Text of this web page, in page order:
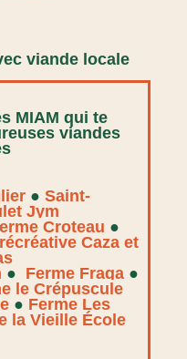
MIAM qui te
viandes
● Saint-
Jym
Croteau ●
Caza et
● Ferme Fraga ●
le Crépuscule
● Ferme Les
la Vieille École